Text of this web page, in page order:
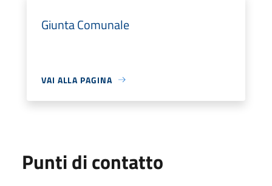
Giunta Comunale
VAI ALLA PAGINA
Punti di contatto